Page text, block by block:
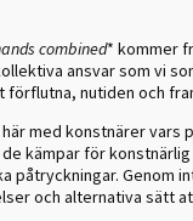
combined* kommer
ansvar som vi
förflutna, nutiden och
med konstnärer vars
kämpar för
påtryckningar. Genom
och alternativa sätt